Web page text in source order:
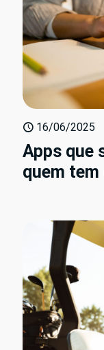
16/06/2025
Apps que
quem